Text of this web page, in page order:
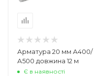
Арматура 20 мм А400/
А500 довжина 12 м
Є в наявності